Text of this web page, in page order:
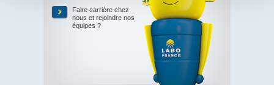
Faire carrière chez
nous et rejoindre nos
équipes ?